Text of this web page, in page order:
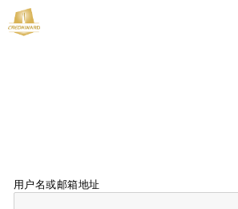
用户名或邮箱地址